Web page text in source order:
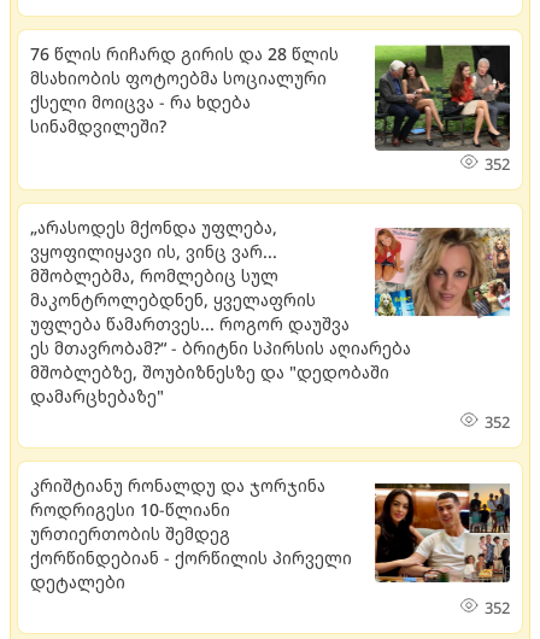
76 წლის რიჩარდ გირის და 28 წლის
მსახიობის ფოტოებმა სოციალური
ქსელი მოიცვა - რა ხდება
სინამდვილეში?
352
„არასოდეს მქონდა უფლება,
ვყოფილიყავი ის, ვინც ვარ...
მშობლებმა, რომლებიც სულ
მაკონტროლებდნენ, ყველაფრის
უფლება წამართვეს... როგორ დაუშვა
ეს მთავრობამ?“ - ბრიტნი სპირსის აღიარება
მშობლებზე, შოუბიზნესზე და "დედობაში
დამარცხებაზე"
352
კრიშტიანუ რონალდუ და ჯორჯინა
როდრიგესი 10-წლიანი
ურთიერთობის შემდეგ
ქორწინდებიან - ქორწილის პირველი
დეტალები
352